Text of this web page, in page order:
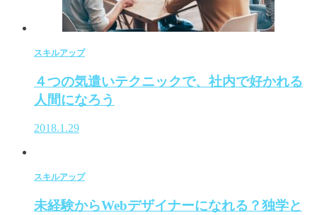
スキルアップ
４つの気遣いテクニックで、社内で好かれる
人間になろう
2018.1.29
スキルアップ
未経験からWebデザイナーになれる？独学と